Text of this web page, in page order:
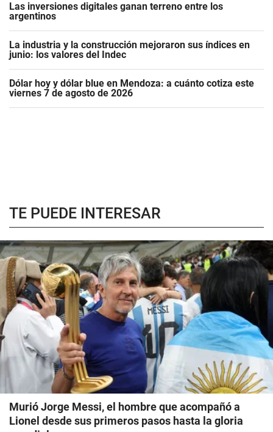
Las inversiones digitales ganan terreno entre los
argentinos
La industria y la construcción mejoraron sus índices en
junio: los valores del Indec
Dólar hoy y dólar blue en Mendoza: a cuánto cotiza este
viernes 7 de agosto de 2026
TE PUEDE INTERESAR
Murió Jorge Messi, el hombre que acompañó a
Lionel desde sus primeros pasos hasta la gloria